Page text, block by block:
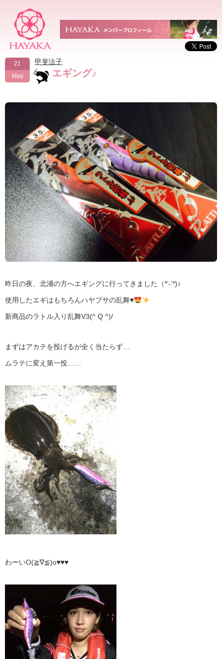
21
May
甲斐法子
エギング♪
昨日の夜、北浦の方へエギングに行ってきました（*’‐’*)♪
使用したエギはもちろんハヤブサの乱舞♥
新商品のラトル入り乱舞V3(^ Q ^)/
まずはアカテを投げるが全く当たらず…
ムラテに変え第一投……
わーいO(≧∇≦)o♥♥♥